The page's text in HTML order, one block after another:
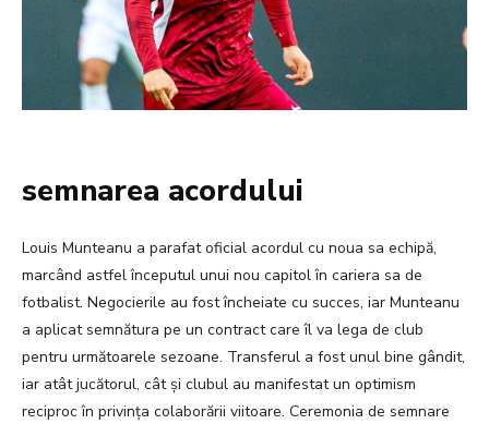
semnarea acordului
Louis Munteanu a parafat oficial acordul cu noua sa echipă,
marcând astfel începutul unui nou capitol în cariera sa de
fotbalist. Negocierile au fost încheiate cu succes, iar Munteanu
a aplicat semnătura pe un contract care îl va lega de club
pentru următoarele sezoane. Transferul a fost unul bine gândit,
iar atât jucătorul, cât și clubul au manifestat un optimism
reciproc în privința colaborării viitoare. Ceremonia de semnare